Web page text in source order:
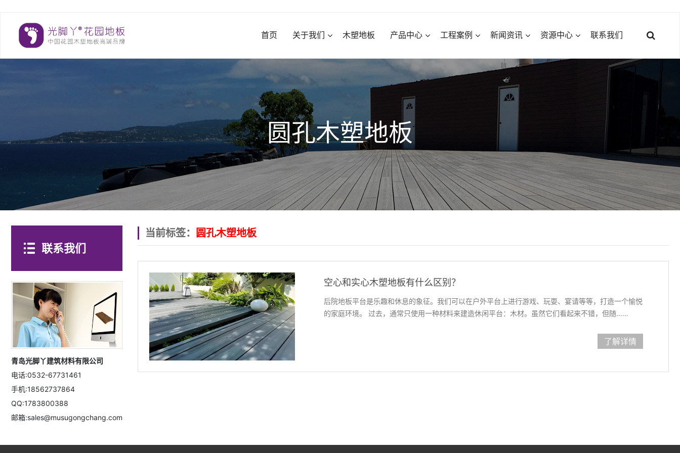
首页 关于我们 木塑地板 产品中心 工程案例 新闻资讯 资源中心 联系我们
圆孔木塑地板
联系我们
青岛光脚丫建筑材料有限公司
电话:0532-67731461
手机:18562737864
QQ:1783800388
邮箱:sales@musugongchang.com
当前标签： 圆孔木塑地板
空心和实心木塑地板有什么区别？
后院地板平台是乐趣和休息的象征。我们可以在户外平台上进行游戏、玩耍、宴请等等，打造一个愉悦
的家庭环境。 过去，通常只使用一种材料来建造休闲平台：木材。虽然它们看起来不错，但随……
了解详情